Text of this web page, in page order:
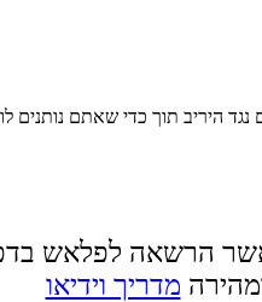
היריב תוך כדי שאתם נותנים
הרשאה לפלאש
מדריך וידיאו